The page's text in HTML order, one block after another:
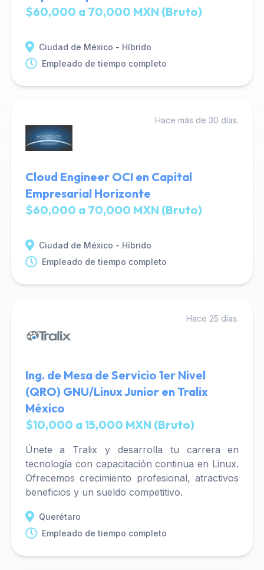
$60,000 a 70,000 MXN (Bruto)
Ciudad de México - Híbrido
Empleado de tiempo completo
Hace más de 30 días.
Cloud Engineer OCI en Capital
Empresarial Horizonte
$60,000 a 70,000 MXN (Bruto)
Ciudad de México - Híbrido
Empleado de tiempo completo
Hace 25 días.
Ing. de Mesa de Servicio 1er Nivel
(QRO) GNU/Linux Junior en Tralix
México
$10,000 a 15,000 MXN (Bruto)
Únete a Tralix y desarrolla tu carrera en
tecnología con capacitación continua en Linux.
Ofrecemos crecimiento profesional, atractivos
beneficios y un sueldo competitivo.
Querétaro
Empleado de tiempo completo